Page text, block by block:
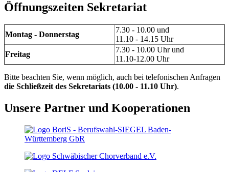
Öffnungszeiten Sekretariat
Montag - Donnerstag
7.30 - 10.00 und
11.10 - 14.15 Uhr
Freitag
7.30 - 10.00 Uhr und
11.10-12.00 Uhr
Bitte beachten Sie, wenn möglich, auch bei telefonischen Anfragen
die Schließzeit des Sekretariats (10.00 - 11.10 Uhr).
Unsere Partner und Kooperationen